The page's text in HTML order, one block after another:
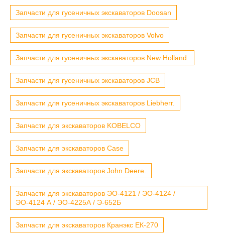
Запчасти для гусеничных экскаваторов Doosan
Запчасти для гусеничных экскаваторов Volvo
Запчасти для гусеничных экскаваторов New Holland.
Запчасти для гусеничных экскаваторов JCB
Запчасти для гусеничных экскаваторов Liebherr.
Запчасти для экскаваторов KOBELCO
Запчасти для экскаваторов Case
Запчасти для экскаваторов John Deere.
Запчасти для экскаваторов ЭО-4121 / ЭО-4124 /
ЭО-4124 А / ЭО-4225А / Э-652Б
Запчасти для экскаваторов Кранэкс ЕК-270